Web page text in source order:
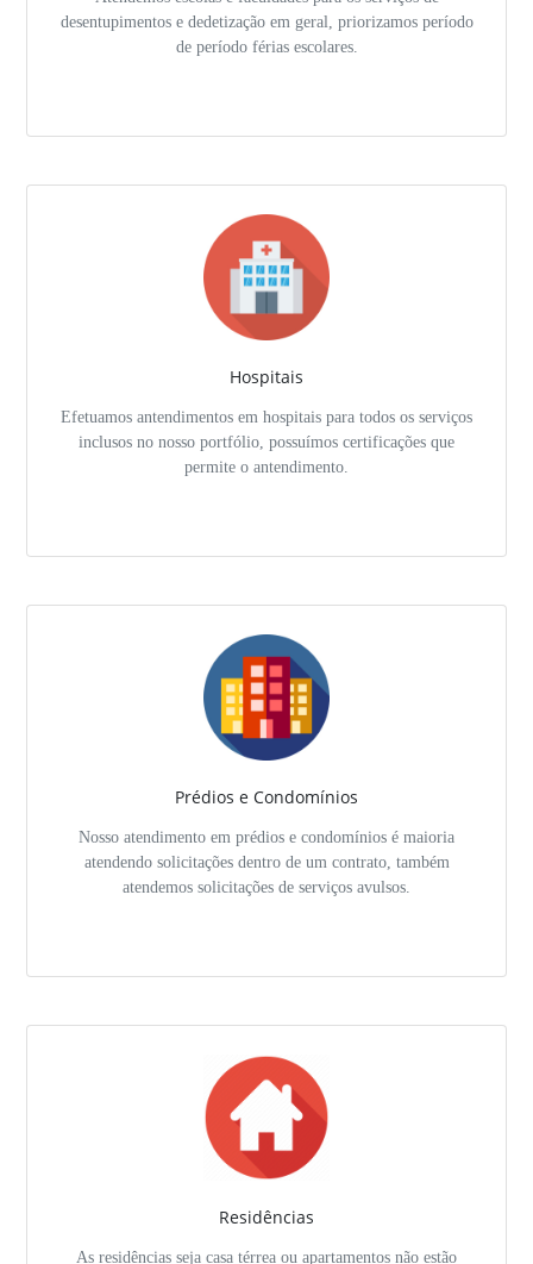
desentupimentos e dedetização em geral, priorizamos período
de período férias escolares.
Hospitais
Efetuamos antendimentos em hospitais para todos os serviços
inclusos no nosso portfólio, possuímos certificações que
permite o antendimento.
Prédios e Condomínios
Nosso atendimento em prédios e condomínios é maioria
atendendo solicitações dentro de um contrato, também
atendemos solicitações de serviços avulsos.
Residências
As residências seja casa térrea ou apartamentos não estão